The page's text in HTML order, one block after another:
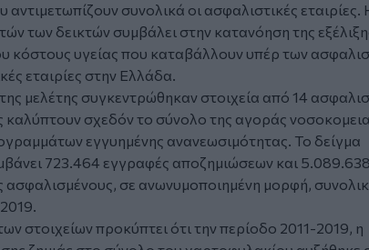
συνολικά οι ασφαλιστικές εταιρίες.
των δεικτών συμβάλει στην κατανόηση της
κόστους υγείας που καταβάλλουν υπέρ των
εταιρίες στην Ελλάδα.
μελέτης συγκεντρώθηκαν στοιχεία από 14
καλύπτουν σχεδόν το σύνολο της αγοράς
εγγυημένης ανανεωσιμότητας. Το δείγμα
723.464 εγγραφές αποζημιώσεων και 5.089.638
ασφαλισμένους, σε ανωνυμοποιημένη μορφή,
στοιχείων προκύπτει ότι την περίοδο 2011-2019, η